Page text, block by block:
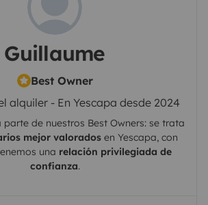
Guillaume
Best Owner
alquiler - En Yescapa desde 2024
de nuestros Best Owners: se trata
mejor valorados en Yescapa, con
una relación privilegiada de
confianza.